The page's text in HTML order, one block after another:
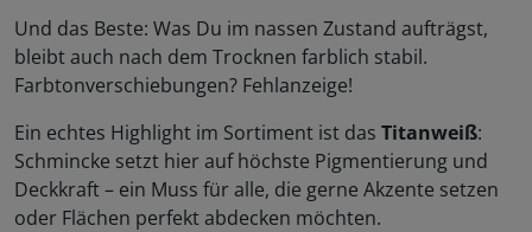
Und das Beste: Was Du im nassen Zustand aufträgst,
bleibt auch nach dem Trocknen farblich stabil.
Farbtonverschiebungen? Fehlanzeige!
Ein echtes Highlight im Sortiment ist das Titanweiß:
Schmincke setzt hier auf höchste Pigmentierung und
Deckkraft – ein Muss für alle, die gerne Akzente setzen
oder Flächen perfekt abdecken möchten.